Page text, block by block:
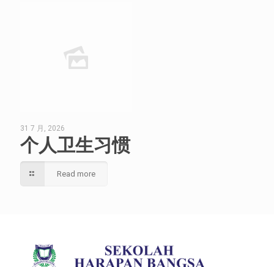
31 7 月, 2026
个人卫生习惯
Read more